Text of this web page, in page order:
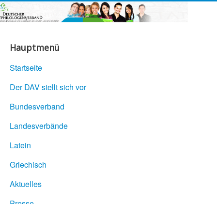
Hauptmenü
Startseite
Der DAV stellt sich vor
Bundesverband
Landesverbände
Latein
Griechisch
Aktuelles